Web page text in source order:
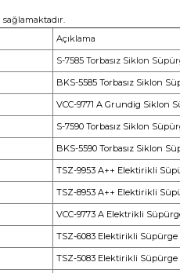
Açıklama
S-7585 Torbasız Siklon
BKS-5585 Torbasız Siklon
VCC-9771 A Grundig Siklon
S-7590 Torbasız Siklon
BKS-5590 Torbasız Siklon
TSZ-9953 A++ Elektirikli
TSZ-8953 A++ Elektirikli
VCC-9773 A Elektrikli
TSZ-6083 Elektirikli Süpürge
TSZ-5083 Elektirikli Süpürge